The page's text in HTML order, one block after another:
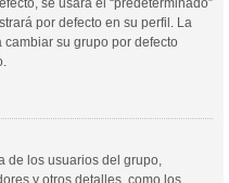
se usará el “predeterminado”
por defecto en su perfil. La
su grupo por defecto
de los usuarios del grupo,
y otros detalles, como los